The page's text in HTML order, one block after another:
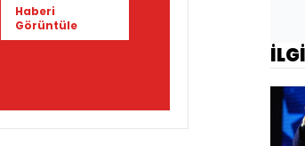
Haberi
Görüntüle